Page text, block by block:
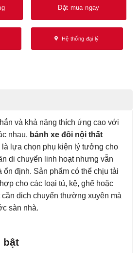
Đặt mua ngay
Hệ thống đại lý
và khả năng thích ứng cao với
nhau, bánh xe đôi nội thất
là lựa chọn phụ kiện lý tưởng cho
di chuyển linh hoạt nhưng vẫn
ổn định. Sản phẩm có thể chịu tải
cho các loại tủ, kệ, ghế hoặc
cần dịch chuyển thường xuyên mà
sàn nhà.
bật